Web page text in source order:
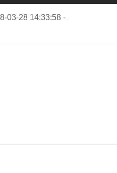
03-28 14:33:58 -